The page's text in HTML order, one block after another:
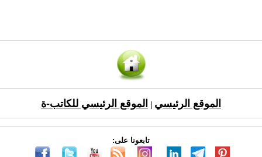
الموقع الرئيسي الموقع الرئيسي للكاتب-ة
تابعونا على: